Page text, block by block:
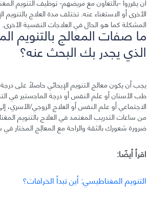
الأخرى أو الاستغناء عنه. تختلف مدة العلاج
المشكلة كما هو الحال في العلاجات النفسية الأخرى.
ما صفات المعالج بالتنويم
الذي يجدر بك البحث عنه؟
يجب أن يكون معالج التنويم الإيحائي حاصلًا على
طب الأسنان أو علم النفس أو درجة الماجستير في
الاجتماعي أو علم النفس أو العلاج الزوجي/الأسري،
من ساعات التدريب المعتمد في العلاج بالتنويم
ضرورة شعورك بالثقة والراحة مع المعالِج المختار في
اقرأ أيضًا:
التنويم المغناطيسي: أين تبدأ الخرافات؟